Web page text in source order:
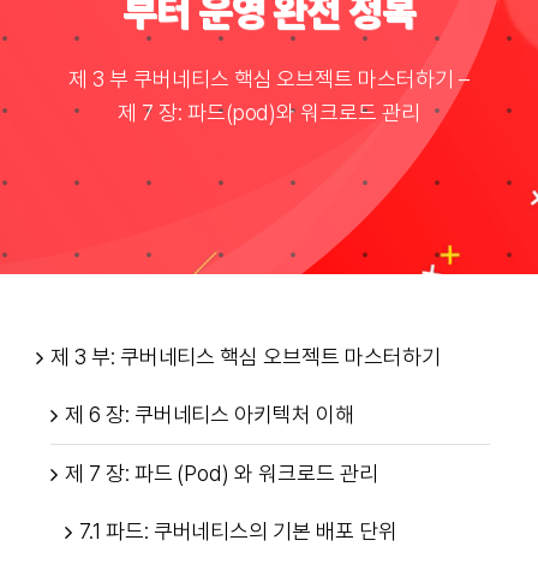
Resource
블로그
Taxonomies
Search
부터 운영 완전 정복
제 3 부 쿠버네티스 핵심 오브젝트 마스터하기 –
제 7 장: 파드(pod)와 워크로드 관리
제 3 부: 쿠버네티스 핵심 오브젝트 마스터하기
제 6 장: 쿠버네티스 아키텍처 이해
제 7 장: 파드 (Pod) 와 워크로드 관리
7.1 파드: 쿠버네티스의 기본 배포 단위